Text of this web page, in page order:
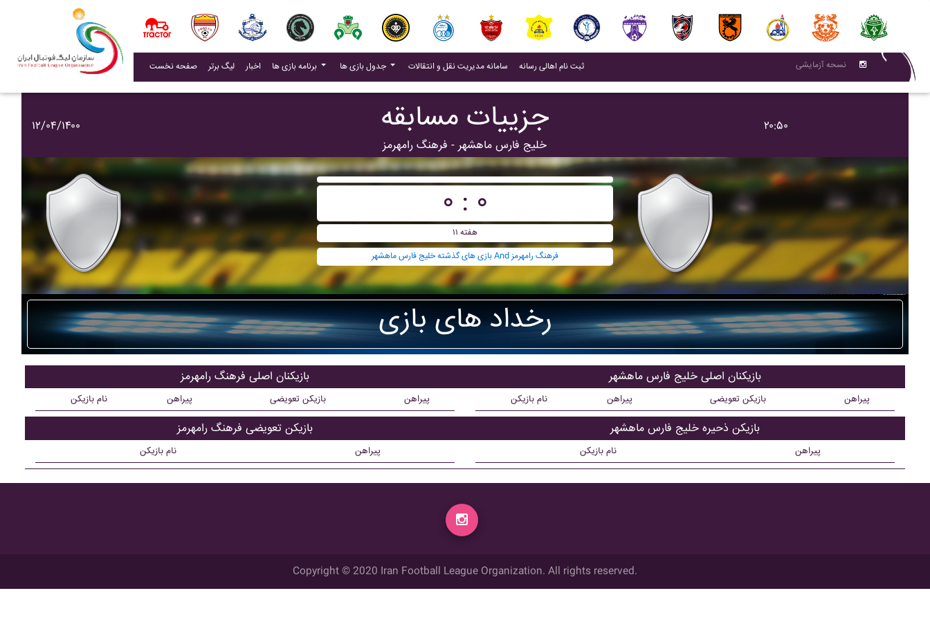
صفحه نخست لیگ برتر اخبار(current) برنامه بازی ها جدول بازی ها سامانه مدیریت نقل و انتقالات (current)
ثبت نام اهالی رسانه(current) نسحه آزمایشی
۱۲/۰۴/۱۴۰۰ جزییات مسابقه
خليج فارس ماهشهر - فرهنگ رامهرمز
۲۰:۵۰
۰ : ۰
هفته ۱۱
بازی های گذشته خليج فارس ماهشهر And فرهنگ رامهرمز
رخداد های بازی
بازیکنان اصلی فرهنگ رامهرمز
نام بازیکن پیراهن بازیکن تعویضی پیراهن
بازیکن تعویضی فرهنگ رامهرمز
نام بازیکن پیراهن
بازیکنان اصلی خليج فارس ماهشهر
نام بازیکن پیراهن بازیکن تعویضی پیراهن
بازیکن ذحیره خليج فارس ماهشهر
نام بازیکن پیراهن
Copyright © 2020 Iran Football League Organization. All rights reserved.